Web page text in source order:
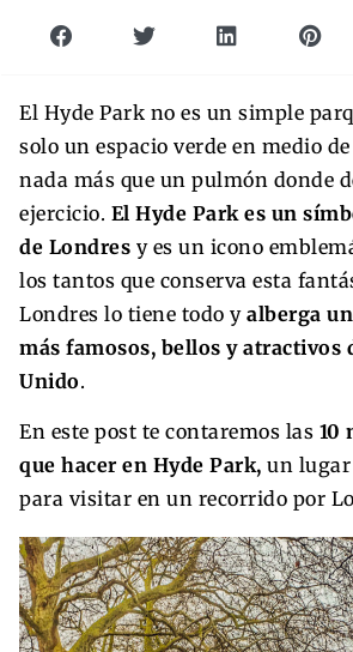
El Hyde Park no es un simple
solo un espacio verde en medio
nada más que un pulmón donde
ejercicio. El Hyde Park es un
de Londres y es un icono
los tantos que conserva esta
Londres lo tiene todo y alberga
más famosos, bellos y atractivos
Unido.
En este post te contaremos las 10
que hacer en Hyde Park, un lugar
para visitar en un recorrido por